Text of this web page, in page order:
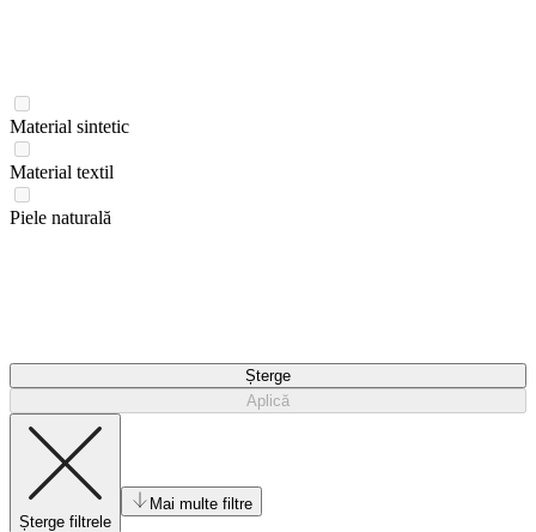
Material sintetic
Material textil
Piele naturală
Șterge
Aplică
Șterge filtrele
Mai multe filtre